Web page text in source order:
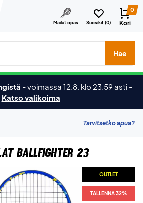
Mailat opas Suosikit (0)
0
Kori
merkkejä jne.
Hae
-voimassa 12.8. klo 23.59 asti -
Katso valikoima
Tarvitsetko apua?
Ballfighter 23
OUTLET
TALLENNA 32%